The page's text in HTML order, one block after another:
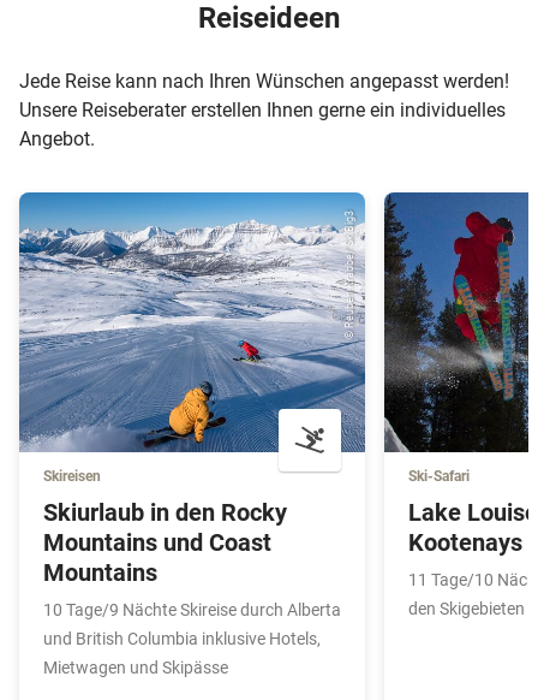
Reiseideen
Jede Reise kann nach Ihren Wünschen angepasst werden!
Unsere Reiseberater erstellen Ihnen gerne ein individuelles
Angebot.
© Reuben Krabbe/ SkiBig3
Skireisen
Skiurlaub in den Rocky
Mountains und Coast
Mountains
10 Tage/9 Nächte Skireise durch Alberta
und British Columbia inklusive Hotels,
Mietwagen und Skipässe
Ski-Safari
Lake
Kootenays
11 Tage/10
den Skigebieten